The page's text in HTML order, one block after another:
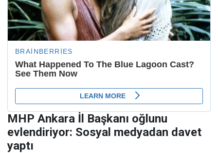
MHP Ankara İl Başkanı oğlunu
evlendiriyor: Sosyal medyadan davet
yaptı